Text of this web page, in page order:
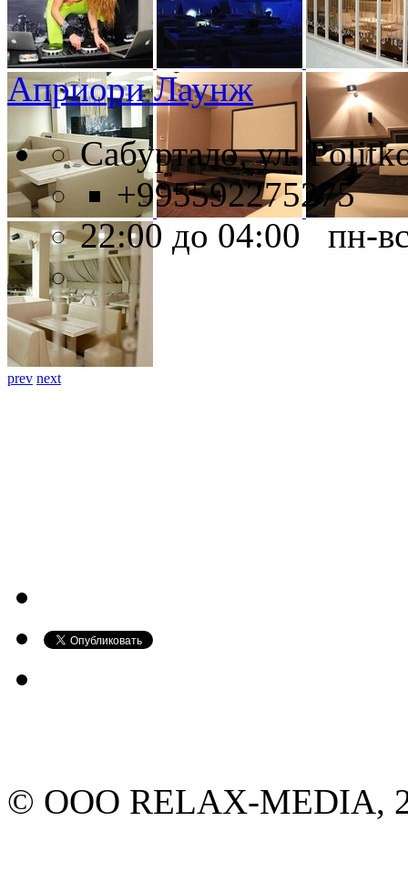
prev next
Априори Лаунж
Сабуртало, ул.
+995592275275
22:00 до 04:00 пн-
© ООО RELAX-MEDIA,